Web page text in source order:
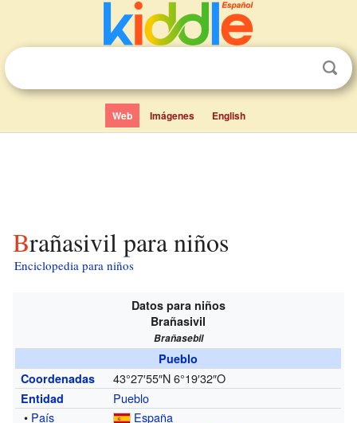
Web Imágenes English
Brañasivil para niños
Enciclopedia para niños
Datos para niños
Brañasivil
Brañasebil
Pueblo
Coordenadas
43°27′55″N 6°19′32″O
Entidad
Pueblo
• País
España